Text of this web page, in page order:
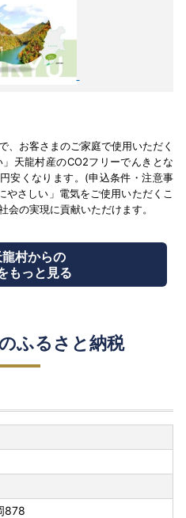
、お客さまのご家庭で使用いただく
天龍村産のCO2フリーでんきとな
安くなります。(申込条件・注意事
さしい」電気をご使用いただくこ
会の実現に貢献いただけます。
村からの
もっと見る
ふるさと納税
878